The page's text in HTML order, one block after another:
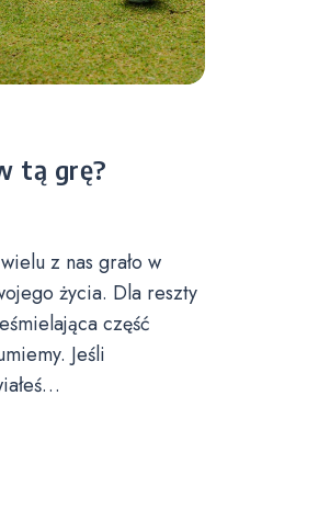
tą grę?
z nas grało w
życia. Dla reszty
część
Jeśli